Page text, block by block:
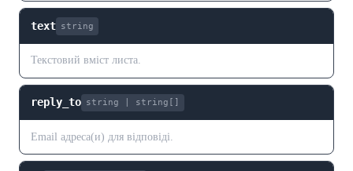
text string
Текстовий вміст листа.
reply_to string | string[]
Email адреса(и) для відповіді.